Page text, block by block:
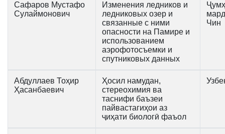
Сафаров Мустафо
Сулаймонович
Изменения ледников и
ледниковых озер и
связанные с ними
опасности на Памире и
использованием
аэрофотосъемки и
спутниковых данных
Чин
Абдуллаев Тоҳир
Ҳасанбаевич
Ҳосил намудан,
стереохимия ва
таснифи баъзеи
пайвастагиҳои аз
ҷиҳати биологӣ фаъол